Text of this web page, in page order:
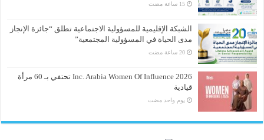
الشبكة الإقليمية للمسؤولية الاجتماعية تطلق “جائزة الإنجاز
مدى الحياة في المسؤولية المجتمعية”
Inc. Arabia Women Of Influence 2026 تحتفي بـ 60 مرأة
قيادية
‏يوم واحد مضت